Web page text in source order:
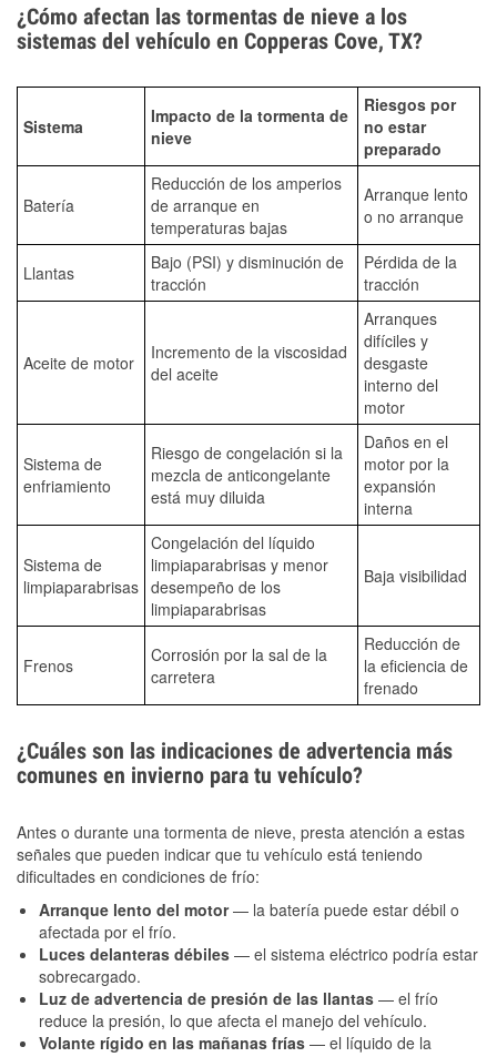
¿Cómo afectan las tormentas de nieve a los
sistemas del vehículo en Copperas Cove, TX?
Sistema
Impacto de la tormenta de
nieve
Riesgos por
no estar
preparado
Batería
Reducción de los amperios
de arranque en
temperaturas bajas
Arranque lento
o no arranque
Llantas
Bajo (PSI) y disminución de
tracción
Pérdida de la
tracción
Aceite de motor
Incremento de la viscosidad
del aceite
Arranques
difíciles y
desgaste
interno del
motor
Sistema de
enfriamiento
Riesgo de congelación si la
mezcla de anticongelante
está muy diluida
Daños en el
motor por la
expansión
interna
Sistema de
limpiaparabrisas
Congelación del líquido
limpiaparabrisas y menor
desempeño de los
limpiaparabrisas
Baja visibilidad
Frenos
Corrosión por la sal de la
carretera
Reducción de
la eficiencia de
frenado
¿Cuáles son las indicaciones de advertencia más
comunes en invierno para tu vehículo?
Antes o durante una tormenta de nieve, presta atención a estas
señales que pueden indicar que tu vehículo está teniendo
dificultades en condiciones de frío:
Arranque lento del motor— la batería puede estar débil o
afectada por el frío.
Luces delanteras débiles — el sistema eléctrico podría estar
sobrecargado.
Luz de advertencia de presión de las llantas — el frío
reduce la presión, lo que afecta el manejo del vehículo.
Volante rígido en las mañanas frías — el líquido de la